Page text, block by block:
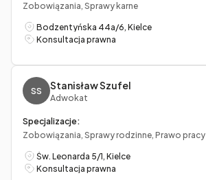
Zobowiązania, Sprawy karne
Bodzentyńska 44a/6, Kielce
Konsultacja prawna
SS Stanisław Szufel
Adwokat
Specjalizacje:
Zobowiązania, Sprawy rodzinne, Prawo pracy
Św. Leonarda 5/1, Kielce
Konsultacja prawna